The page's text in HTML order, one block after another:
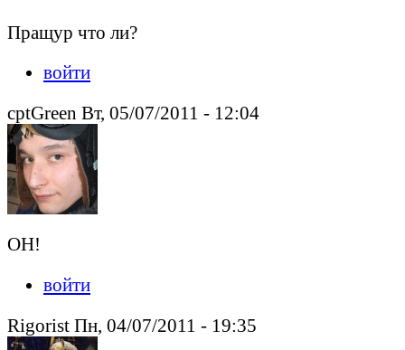
Пращур что ли?
войти
cptGreen Вт, 05/07/2011 - 12:04
ОН!
войти
Rigorist Пн, 04/07/2011 - 19:35